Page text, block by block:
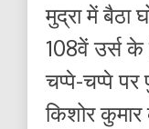
मुद्रा में बैठा
108वें उर्स के
चप्पे-चप्पे पर
किशोर